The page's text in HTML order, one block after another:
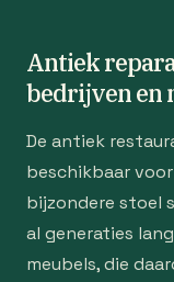
Antiek
bedrijven en
De antiek
beschikbaar
bijzondere stoel
al generaties
meubels, die